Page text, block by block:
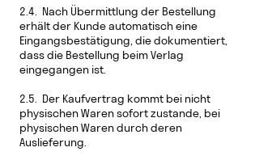
2.4. Nach Übermittlung der Bestellung
erhält der Kunde automatisch eine
Eingangsbestätigung, die dokumentiert,
dass die Bestellung beim Verlag
eingegangen ist.
2.5. Der Kaufvertrag kommt bei nicht
physischen Waren sofort zustande, bei
physischen Waren durch deren
Auslieferung.